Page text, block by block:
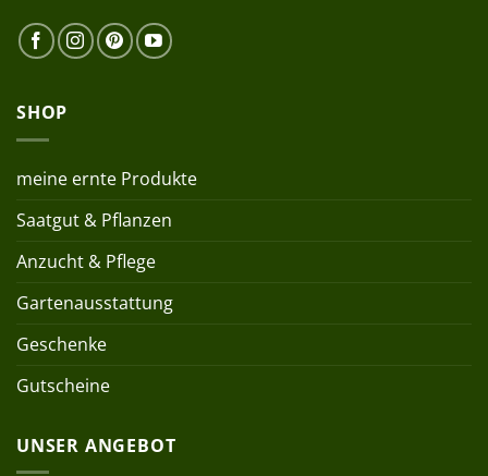
SHOP
meine ernte Produkte
Saatgut & Pflanzen
Anzucht & Pflege
Gartenausstattung
Geschenke
Gutscheine
UNSER ANGEBOT